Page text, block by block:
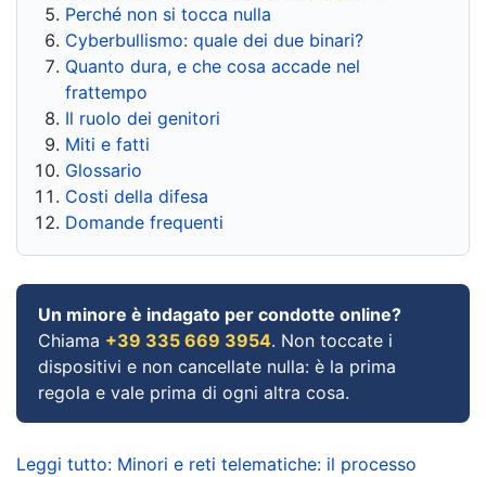
Perché non si tocca nulla
Cyberbullismo: quale dei due binari?
Quanto dura, e che cosa accade nel
frattempo
Il ruolo dei genitori
Miti e fatti
Glossario
Costi della difesa
Domande frequenti
Un minore è indagato per condotte online?
Chiama +39 335 669 3954. Non toccate i
dispositivi e non cancellate nulla: è la prima
regola e vale prima di ogni altra cosa.
Leggi tutto: Minori e reti telematiche: il processo